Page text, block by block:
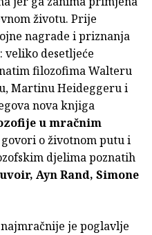
životu. Prije
nagrade i priznanja
veliko desetljeće
filozofima Walteru
Martinu Heideggeru i
nova knjiga
u mračnim
o životnom putu i
djelima poznatih
Ayn Rand, Simone
najmračnije je poglavlje